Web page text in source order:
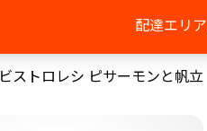
配達エリア
ビストロレシ ピサーモンと帆立